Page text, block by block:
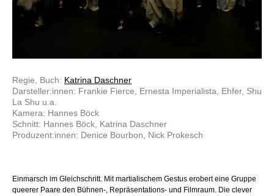
Regie, Buch: Katrina Daschner
Darsteller:innen: Frankie Fierce, Ernesta Imperialista, Ehfer, Shu
La Shu u.a.
Kamera: Hannes Böck
Schnitt: Hannes Böck, Katrina Daschner
Produzent:innen: Denice Bourbon, Nick Prokesch
Einmarsch im Gleichschritt. Mit martialischem Gestus erobert eine Gruppe
queerer Paare den Bühnen-, Repräsentations- und Filmraum. Die clever